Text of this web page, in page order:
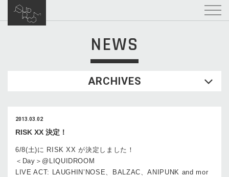
NEWS
ARCHIVES
2013.03.02
RISK XX 決定！
6/8(土)に RISK XX が決定しました！
＜Day＞@LIQUIDROOM
LIVE ACT: LAUGHIN’NOSE、BALZAC、ANIPUNK and mor